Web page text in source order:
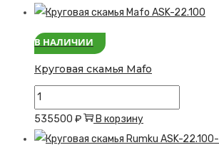
Круговая
Cive
В НАЛИЧИИ
Круговая скамья Mafo
Количество
товара
Круговая
535500 ₽ В корзину